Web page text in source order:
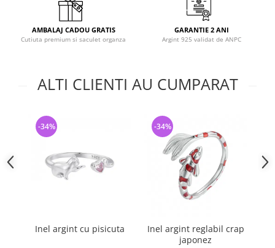
AMBALAJ CADOU GRATIS
Cutiuta premium si saculet organza
GARANTIE 2 ANI
Argint 925 validat de ANPC
ALTI CLIENTI AU CUMPARAT
Inel argint cu pisicuta
-34%
Inel argint reglabil crap
japonez
-34%